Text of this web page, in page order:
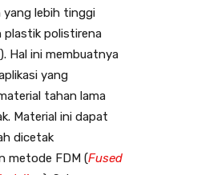
yang lebih tinggi
plastik polistirena
Hal ini membuatnya
yang
tahan lama
Material ini dapat
dicetak
metode FDM (Fused